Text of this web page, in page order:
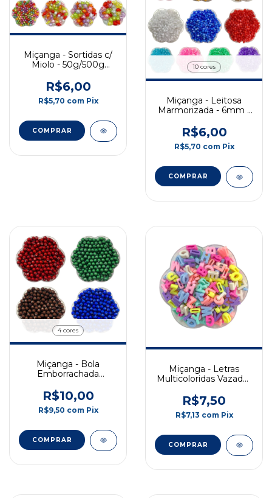
Miçanga - Sortidas c/
Miolo - 50g/500g
R$6,00
R$5,70 com Pix
COMPRAR
10 cores
Miçanga - Leitosa
Marmorizada - 6mm -
R$6,00
R$5,70 com Pix
COMPRAR
4 cores
Miçanga - Bola
Emborrachada
Pct c/ 50gr
R$10,00
R$9,50 com Pix
COMPRAR
Miçanga - Letras
Multicoloridas Vazadas
R$7,50
R$7,13 com Pix